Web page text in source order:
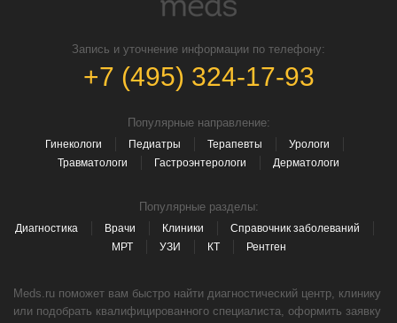
Запись и уточнение информации по телефону:
+7 (495) 324-17-93
Популярные направление:
Гинекологи Педиатры Терапевты
Урологи
Травматологи
Гастроэнтерологи Дерматологи
Популярные разделы:
Диагностика Врачи Клиники
Справочник заболеваний
МРТ
УЗИ КТ Рентген
Meds.ru поможет вам быстро найти диагностический центр, клинику
или подобрать квалифицированного специалиста, оформить заявку